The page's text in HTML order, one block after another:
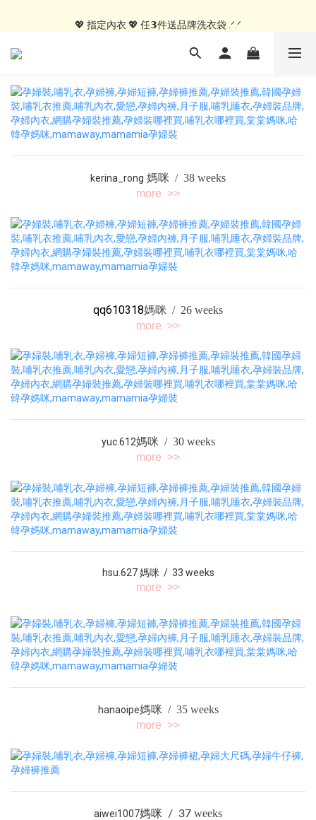
🍑內褲自由配🍑 3件499, 10件79折免運
kerina_rong 媽咪 / 38 weeks
more >>
qq610318媽咪 / 26 weeks
more >>
yuc.612媽咪 / 30 weeks
more >>
hsu.627 媽咪 / 33 weeks
more >>
hanaoipe媽咪 / 35 weeks
more >>
aiwei1007媽咪 / 37 weeks